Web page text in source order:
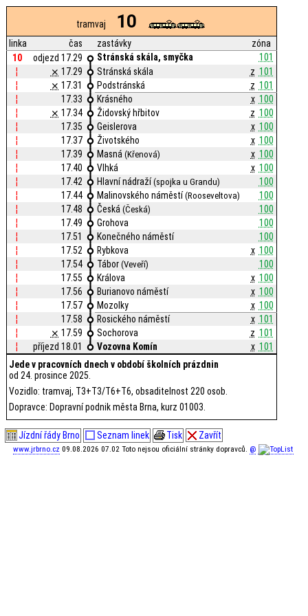
tramvaj 10
linka čas zastávky
zóna
10
odjezd 17.29 Stránská skála, smyčka
101
¦
⨯ 17.29 Stránská skála z 101
¦
⨯ 17.31 Podstránská z 101
¦
17.33 Krásného x 100
¦
⨯ 17.34 Židovský hřbitov z 100
¦
17.35 Geislerova x 100
¦
17.37 Životského x 100
¦
17.39 Masná(Křenová) x 100
¦
17.40 Vlhká x 100
¦
17.42 Hlavní nádraží(spojka u Grandu)
100
¦
17.44 Malinovského náměstí(Rooseveltova)
100
¦
17.48 Česká(Česká)
100
¦
17.49 Grohova
100
¦
17.51 Konečného náměstí
100
¦
17.52 Rybkova x 100
¦
17.54 Tábor(Veveří)
100
¦
17.55 Králova x 100
¦
17.56 Burianovo náměstí x 100
¦
17.57 Mozolky x 100
¦
17.58 Rosického náměstí x 101
¦
⨯ 17.59 Sochorova z 101
¦
příjezd 18.01 Vozovna Komín x 101
Jede v pracovních dnech v období školních prázdnin
od 24. prosince 2025.
Vozidlo: tramvaj, T3+T3/T6+T6, obsaditelnost 220 osob.
Dopravce: Dopravní podnik města Brna, kurz 01003.
Jízdní řády Brno Seznam linek Tisk Zavřít
www.jrbrno.cz 09.08.2026 07.02 Toto nejsou oficiální stránky dopravců. @